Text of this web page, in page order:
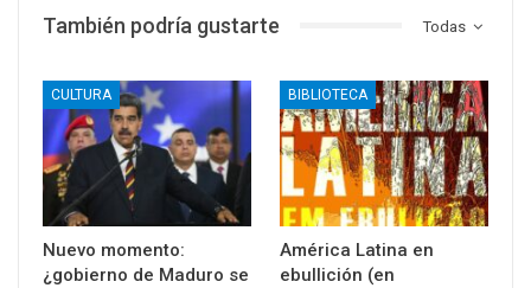
Todas
También podría gustarte
CULTURA
Nuevo momento:
¿gobierno de Maduro se
BIBLIOTECA
América Latina en
ebullición (en